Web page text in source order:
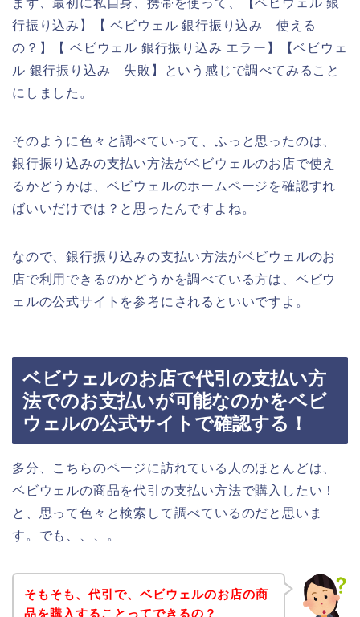
行振り込み】【 ベビウェル 銀行振り込み 使える
の？】【 ベビウェル 銀行振り込み エラー】【ベビウェ
ル 銀行振り込み 失敗】という感じで調べてみること
にしました。
そのように色々と調べていって、ふっと思ったのは、
銀行振り込みの支払い方法がベビウェルのお店で使え
るかどうかは、ベビウェルのホームページを確認すれ
ばいいだけでは？と思ったんですよね。
なので、銀行振り込みの支払い方法がベビウェルのお
店で利用できるのかどうかを調べている方は、ベビウ
ェルの公式サイトを参考にされるといいですよ。
ベビウェルのお店で代引の支払い方
法でのお支払いが可能なのかをベビ
ウェルの公式サイトで確認する！
多分、こちらのページに訪れている人のほとんどは、
ベビウェルの商品を代引の支払い方法で購入したい！
と、思って色々と検索して調べているのだと思いま
す。でも、、、。
そもそも、代引で、ベビウェルのお店の商
品を購入することってできるの？